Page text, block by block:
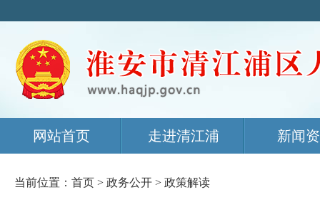
网站首页 走进清江浦 新闻
当前位置： 首页 > 政务公开 > 政策解读